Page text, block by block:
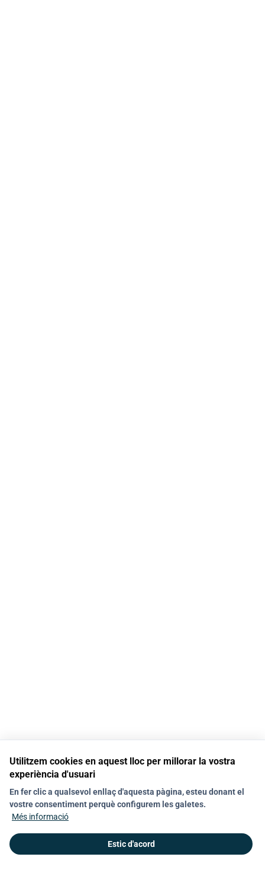
Utilitzem cookies en aquest lloc per millorar la vostra
experiència d'usuari
En fer clic a qualsevol enllaç d'aquesta pàgina, esteu donant el
vostre consentiment perquè configurem les galetes.
Més informació
Estic d'acord